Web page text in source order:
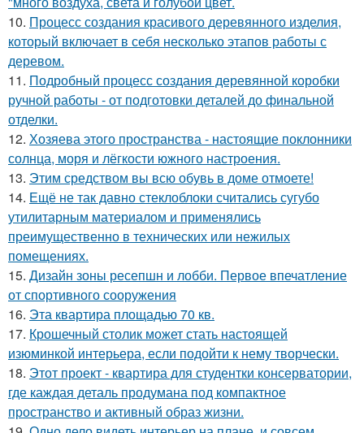
10. Процесс создания красивого деревянного изделия,
который включает в себя несколько этапов работы с
деревом.
11. Подробный процесс создания деревянной коробки
ручной работы - от подготовки деталей до финальной
отделки.
12. Хозяева этого пространства - настоящие поклонники
солнца, моря и лёгкости южного настроения.
13. Этим средством вы всю обувь в доме отмоете!
14. Ещё не так давно стеклоблоки считались сугубо
утилитарным материалом и применялись
преимущественно в технических или нежилых
помещениях.
15. Дизайн зоны ресепшн и лобби. Первое впечатление
от спортивного сооружения
16. Эта квартира площадью 70 кв.
17. Крошечный столик может стать настоящей
изюминкой интерьера, если подойти к нему творчески.
18. Этот проект - квартира для студентки консерватории,
где каждая деталь продумана под компактное
пространство и активный образ жизни.